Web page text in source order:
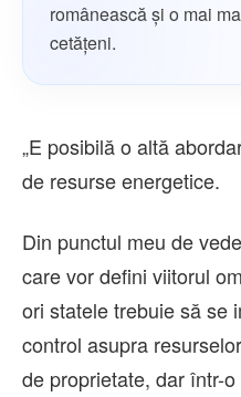
românească și o mai
cetățeni.
„E posibilă o altă
de resurse energetice.
Din punctul meu de
care vor defini viitorul
ori statele trebuie să se
control asupra
de proprietate, dar într-